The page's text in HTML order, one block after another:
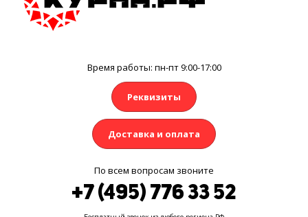
Время работы: пн-пт 9:00-17:00
Реквизиты
Доставка и оплата
По всем вопросам звоните
+7 (495) 776 33 52